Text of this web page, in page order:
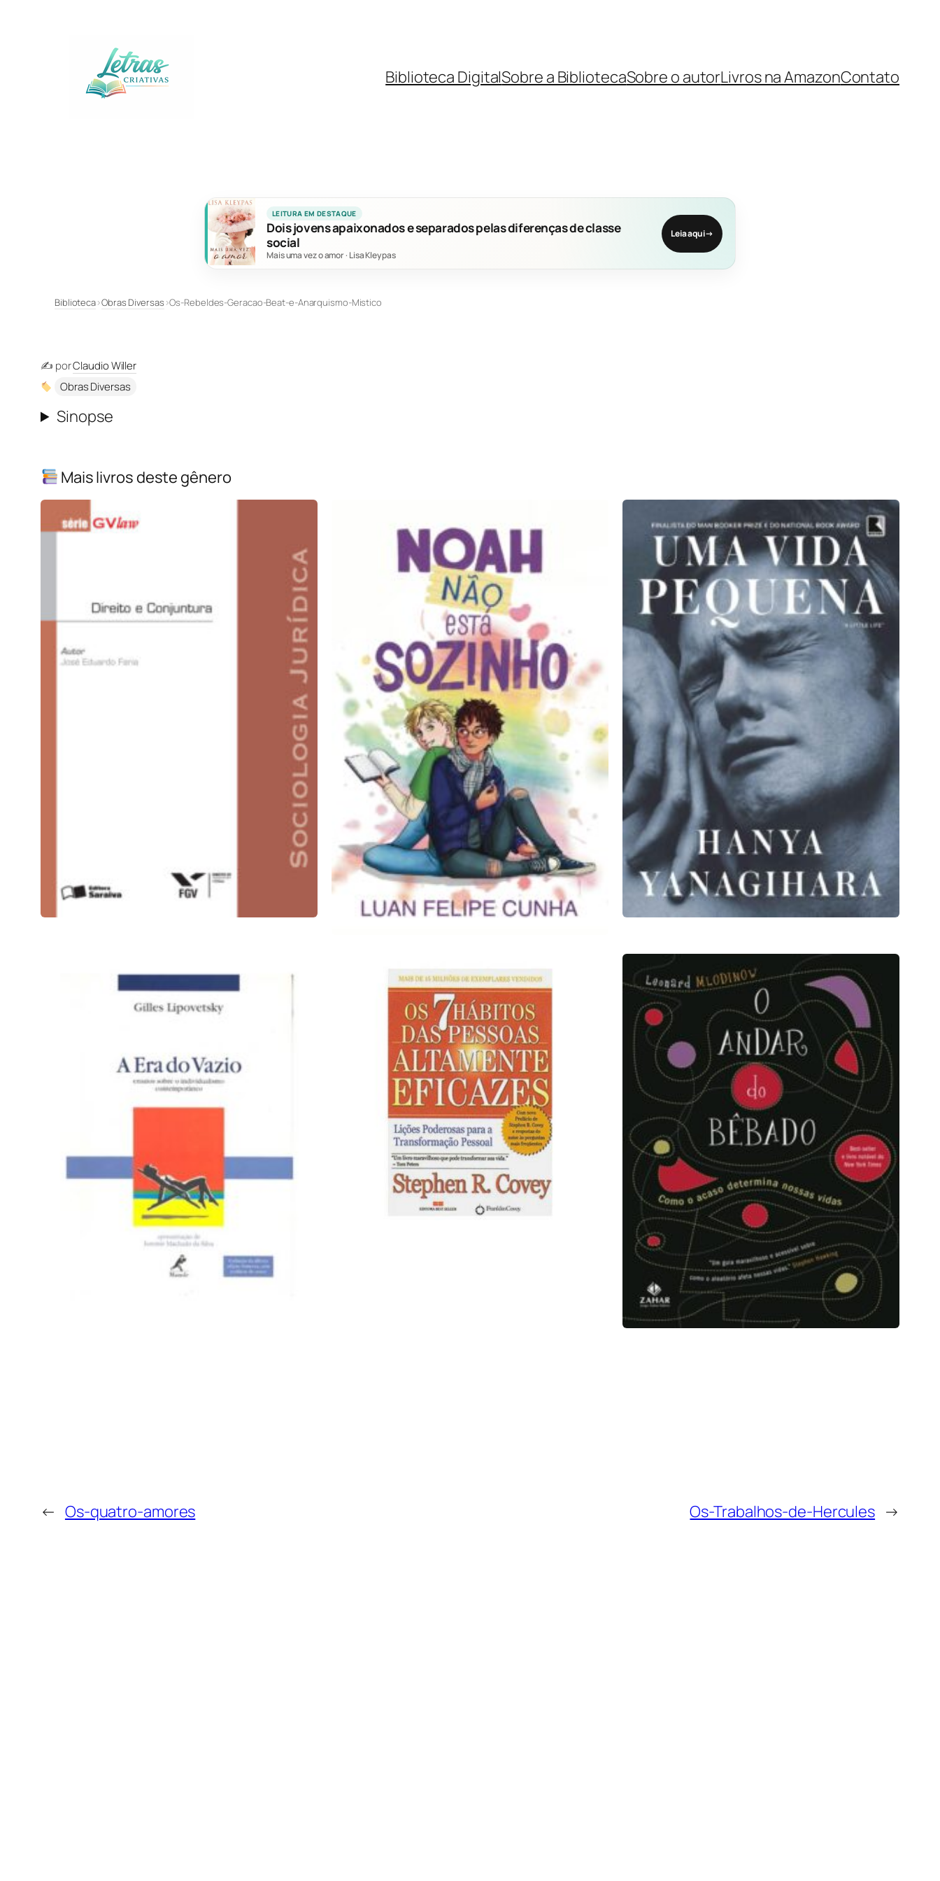
Biblioteca DigitalSobre a BibliotecaSobre o autorLivros na AmazonContato
LEITURA EM DESTAQUE
Dois jovens apaixonados e separados pelas diferenças de classe
social
Mais uma vez o amor · Lisa Kleypas
Leia aqui→
Biblioteca›Obras Diversas›Os-Rebeldes-Geracao-Beat-e-Anarquismo-Mistico
✍️ porClaudio Willer
Obras Diversas
Sinopse
Mais livros deste gênero
← Os-quatro-amores Os-Trabalhos-de-Hercules →